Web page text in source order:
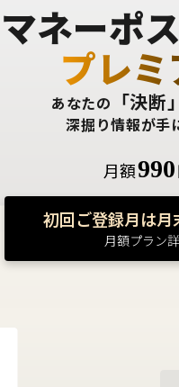
マネーポ
プレミ
あなたの 「決断」
深掘り情報が手
月額990
初回ご登録月は月
月額プラン